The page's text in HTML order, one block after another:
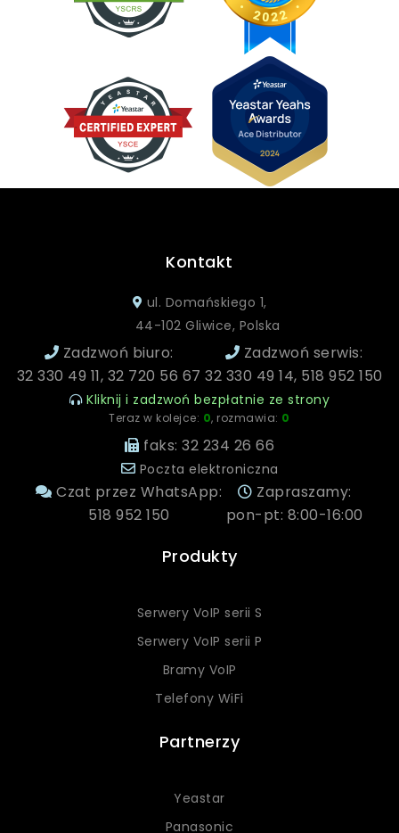
Kontakt
ul. Domańskiego 1,
44-102 Gliwice, Polska
Zadzwoń biuro:
32 330 49 11, 32 720 56 67
Zadzwoń serwis:
32 330 49 14, 518 952 150
Kliknij i zadzwoń bezpłatnie ze strony
Teraz w kolejce: 0, rozmawia: 0
faks: 32 234 26 66
Poczta elektroniczna
Czat przez WhatsApp:
518 952 150
Zapraszamy:
pon-pt: 8:00-16:00
Produkty
Serwery VoIP serii S
Serwery VoIP serii P
Bramy VoIP
Telefony WiFi
Partnerzy
Yeastar
Panasonic